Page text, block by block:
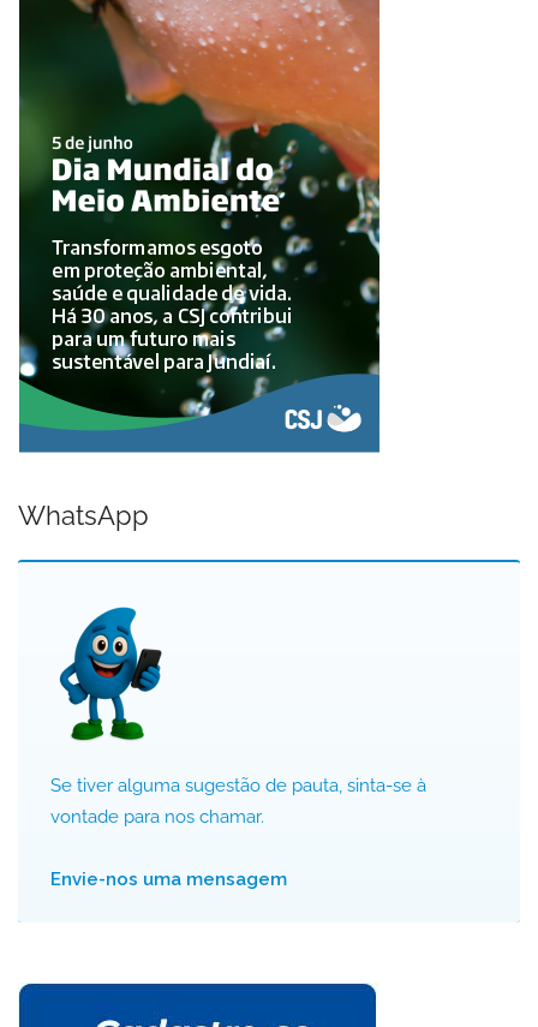
WhatsApp
Se tiver alguma sugestão de pauta, sinta-se à
vontade para nos chamar.
Envie-nos uma mensagem